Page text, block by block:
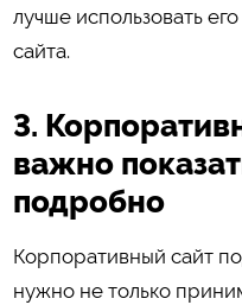
лучше использовать
сайта.
3.
важно
подробно
Корпоративный сайт
нужно не только